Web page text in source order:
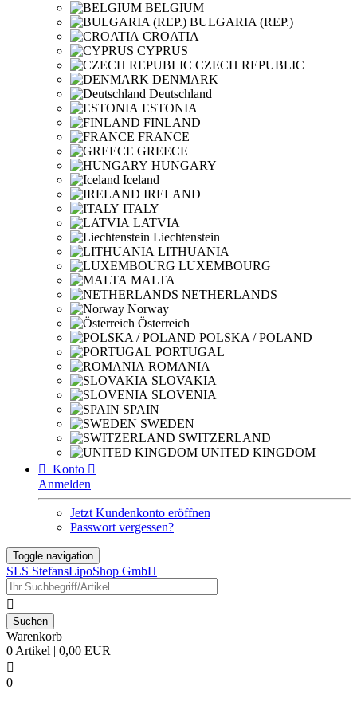
BELGIUM
BULGARIA (REP.)
CROATIA
CYPRUS
CZECH REPUBLIC
DENMARK
Deutschland
ESTONIA
FINLAND
FRANCE
GREECE
HUNGARY
Iceland
IRELAND
ITALY
LATVIA
Liechtenstein
LITHUANIA
LUXEMBOURG
MALTA
NETHERLANDS
Norway
Österreich
POLSKA / POLAND
PORTUGAL
ROMANIA
SLOVAKIA
SLOVENIA
SPAIN
SWEDEN
SWITZERLAND
UNITED KINGDOM
 Konto 
Anmelden
Jetzt Kundenkonto eröffnen
Passwort vergessen?
Toggle navigation
SLS StefansLipoShop GmbH

Warenkorb
0 Artikel | 0,00 EUR

0